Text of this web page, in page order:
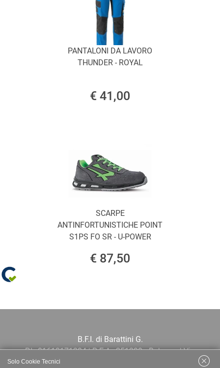
PANTALONI DA LAVORO
THUNDER - ROYAL
€ 41,00
SCARPE
ANTINFORTUNISTICHE POINT
S1PS FO SR - U-POWER
€ 87,50
B.F.I. di Barattini G.
P.I.: 01613171204 | R.E.A.: 351290 - Bologna | Via
Po 13E, 40139, Bologna | Telefono: 051
Solo Cookie Tecnici